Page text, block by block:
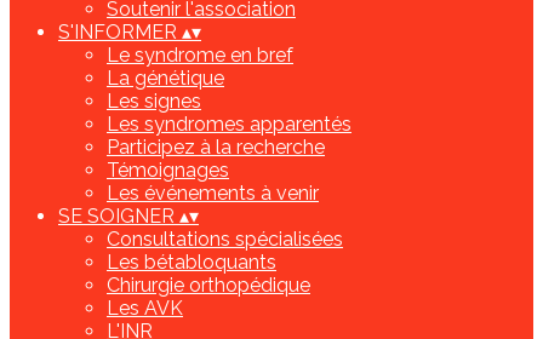
Soutenir l'association
S'INFORMER ▴▾
Le syndrome en bref
La génétique
Les signes
Les syndromes apparentés
Participez à la recherche
Témoignages
Les événements à venir
SE SOIGNER ▴▾
Consultations spécialisées
Les bétabloquants
Chirurgie orthopédique
Les AVK
L'INR